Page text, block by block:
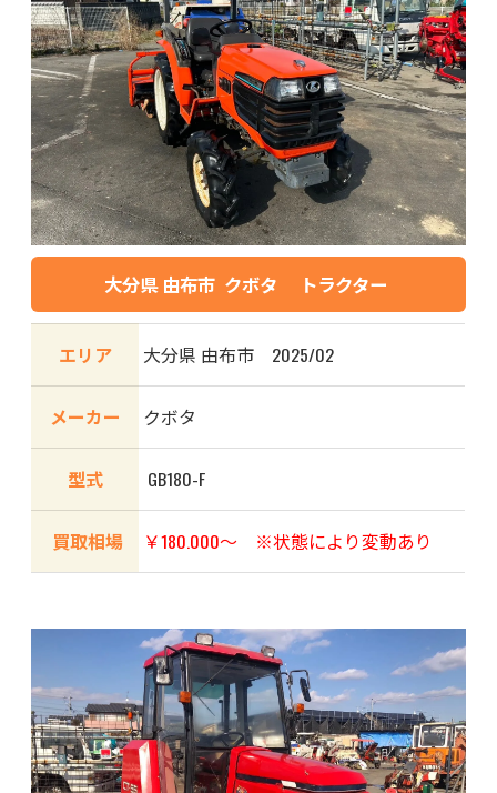
大分県 由布市 クボタ トラクター
エリア 大分県 由布市 2025/02
メーカー クボタ
型式 GB180-F
買取相場 ￥180.000〜 ※状態により変動あり